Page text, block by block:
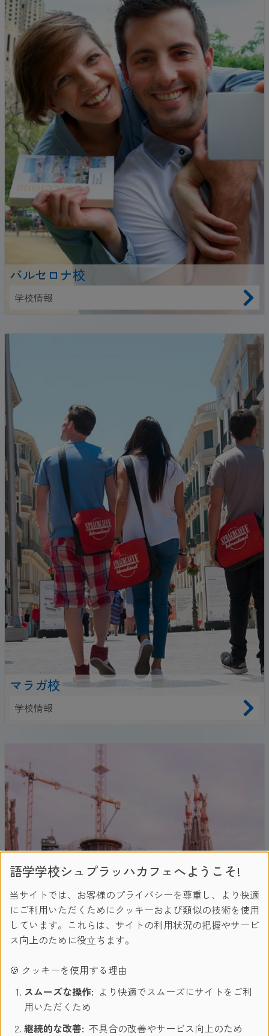
バルセロナ校
学校情報
マラガ校
学校情報
語学学校シュプラッハカフェへようこそ!
当サイトでは、お客様のプライバシーを尊重し、より快適
にご利用いただくためにクッキーおよび類似の技術を使用
しています。これらは、サイトの利用状況の把握やサービ
ス向上のために役立ちます。
🍪 クッキーを使用する理由
スムーズな操作: より快適でスムーズにサイトをご利
用いただくため
継続的な改善: 不具合の改善やサービス向上のため